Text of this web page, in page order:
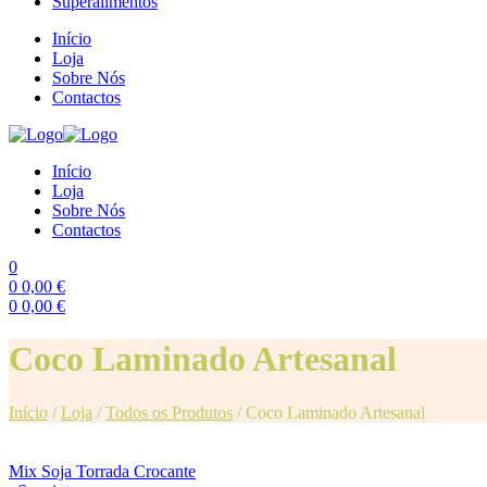
Início
Loja
Sobre Nós
Contactos
Início
Loja
Sobre Nós
Contactos
0
0 0,00 €
0 0,00 €
Coco Laminado Artesanal
Início /Loja /Todos os Produtos /Coco Laminado Artesanal
Mix Soja Torrada Crocante